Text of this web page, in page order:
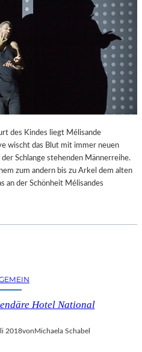
des Kindes liegt Mélisande
wischt das Blut mit immer neuen
Schlange stehenden Männerreihe.
zum andern bis zu Arkel dem alten
an der Schönheit Mélisandes
Hotel National
2018von Michaela Schabel